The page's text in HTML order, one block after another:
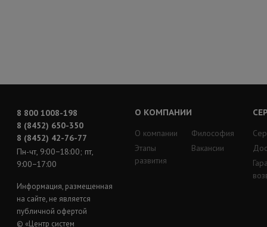
8 800 1008-198
8 (8452) 650-350
8 (8452) 42-76-77
Пн-чт, 9:00−18:00; пт,
9:00−17:00
Информация, размещенная
на сайте, не является
публичной офертой
© «Центр систем
О КОМПАНИИ
О компании
Этапы
развития
Философия
Вакансии